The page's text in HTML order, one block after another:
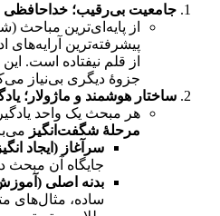
جامعیت بی‌رقیب؛ خداحافظی
از پایه‌ای‌ترین مباحث
پیشرفته‌ترین آرایه‌های
از قلم نیفتاده است.
جزوهٔ دیگری بی‌نیاز
ساختار هوشمند و ماژولار؛
هر مبحث یک واحد
مرحله شگفت‌انگیز
سرآغاز (ایجاد
جایگاه آن مبحث
بدنه اصلی
ساده، مثال‌های